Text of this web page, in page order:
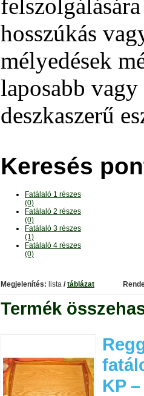
hosszúkás
mélyedések
laposabb vagy
deszkaszerű
Keresés
Fatálaló 1 részes
(0)
Fatálaló 2 részes
(0)
Fatálaló 3 részes
(1)
Fatálaló 4 részes
(0)
Megjelenítés: lista / táblázat
Termék
KP